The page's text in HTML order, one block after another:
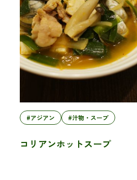
#アジアン #汁物・スープ
コリアンホットスープ